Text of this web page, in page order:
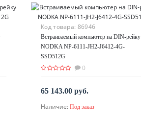
Код товара: 86946
Встраиваемый компьютер на DIN-рейку
NODKA NP-6111-JH2-J6412-4G-
SSD512G
0
65 143.00 руб.
По запросу
Наличие: Под заказ